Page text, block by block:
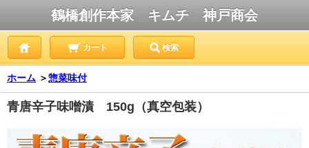
鶴橋創作本家 キムチ 神戸商会
カート 検索
ホーム ＞惣菜味付
青唐辛子味噌漬 150g（真空包装）